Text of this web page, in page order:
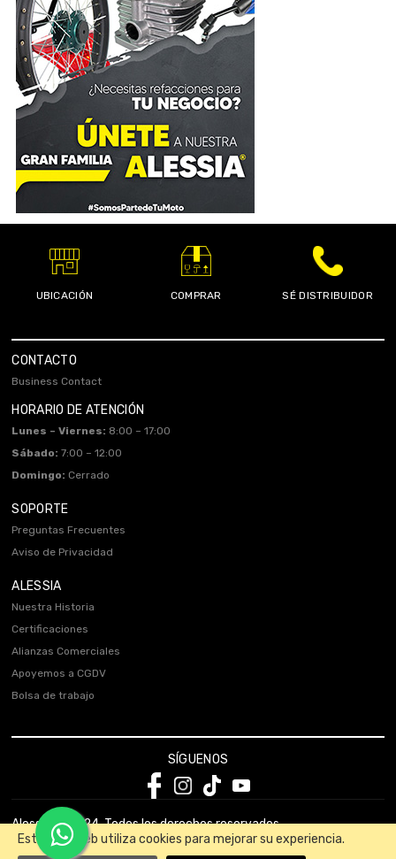
Este sitio web utiliza cookies para mejorar su experiencia.
UBICACIÓN COMPRAR SÉ DISTRIBUIDOR
CONTACTO
Business Contact
HORARIO DE ATENCIÓN
Lunes – Viernes: 8:00 – 17:00
Sábado: 7:00 – 12:00
Domingo: Cerrado
SOPORTE
Preguntas Frecuentes
Aviso de Privacidad
ALESSIA
Nuestra Historia
Certificaciones
Alianzas Comerciales
Apoyemos a CGDV
Bolsa de trabajo
SÍGUENOS
Alessia © 2024. Todos los derechos reservados.